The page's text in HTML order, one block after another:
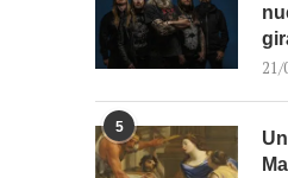
21/
5